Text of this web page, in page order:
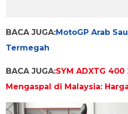
BACA JUGA:MotoGP Arab
Termegah
BACA JUGA:SYM ADXTG 400
Mengaspal di Malaysia: